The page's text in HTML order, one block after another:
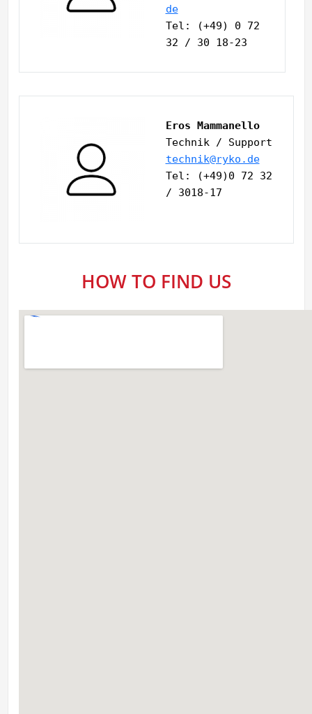
de
Tel: (+49) 0 72
32 / 30 18-23
Eros Mammanello
Technik / Support
technik@ryko.de
Tel: (+49)0 72 32
/ 3018-17
HOW TO FIND US